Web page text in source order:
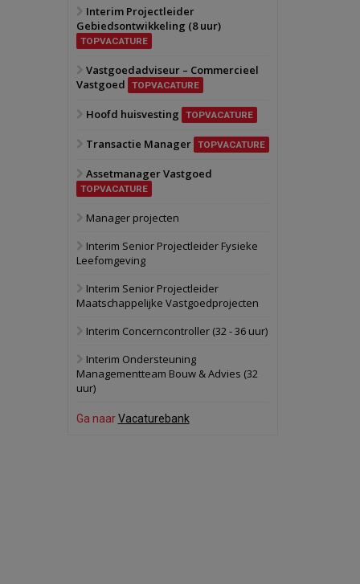
Zwanenburg
6 oktober 2026
Oranje
28 september 2026
bedrijventerrein
Bekijk
Schuinesloot
politiebureau
17 september 2026
Voormalig
Interim Projectleider
Gebiedsontwikkeling (8 uur)
TOPVACATURE
Vastgoedadviseur – Commercieel
Vastgoed
TOPVACATURE
Hoofd huisvesting TOPVACATURE
Transactie Manager TOPVACATURE
Assetmanager Vastgoed
TOPVACATURE
Manager projecten
Interim Senior Projectleider Fysieke
Leefomgeving
Interim Senior Projectleider
Maatschappelijke Vastgoedprojecten
Interim Concerncontroller (32 - 36 uur)
Interim Ondersteuning
Managementteam Bouw & Advies (32
uur)
Ga naarVacaturebank